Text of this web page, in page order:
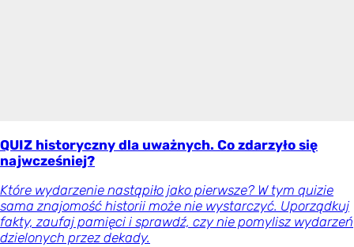
QUIZ historyczny dla uważnych. Co zdarzyło się
najwcześniej?
Które wydarzenie nastąpiło jako pierwsze? W tym quizie
sama znajomość historii może nie wystarczyć. Uporządkuj
fakty, zaufaj pamięci i sprawdź, czy nie pomylisz wydarzeń
dzielonych przez dekady.